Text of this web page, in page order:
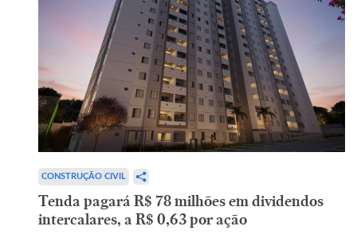
CONSTRUÇÃO CIVIL
Tenda pagará R$ 78 milhões em dividendos
intercalares, a R$ 0,63 por ação